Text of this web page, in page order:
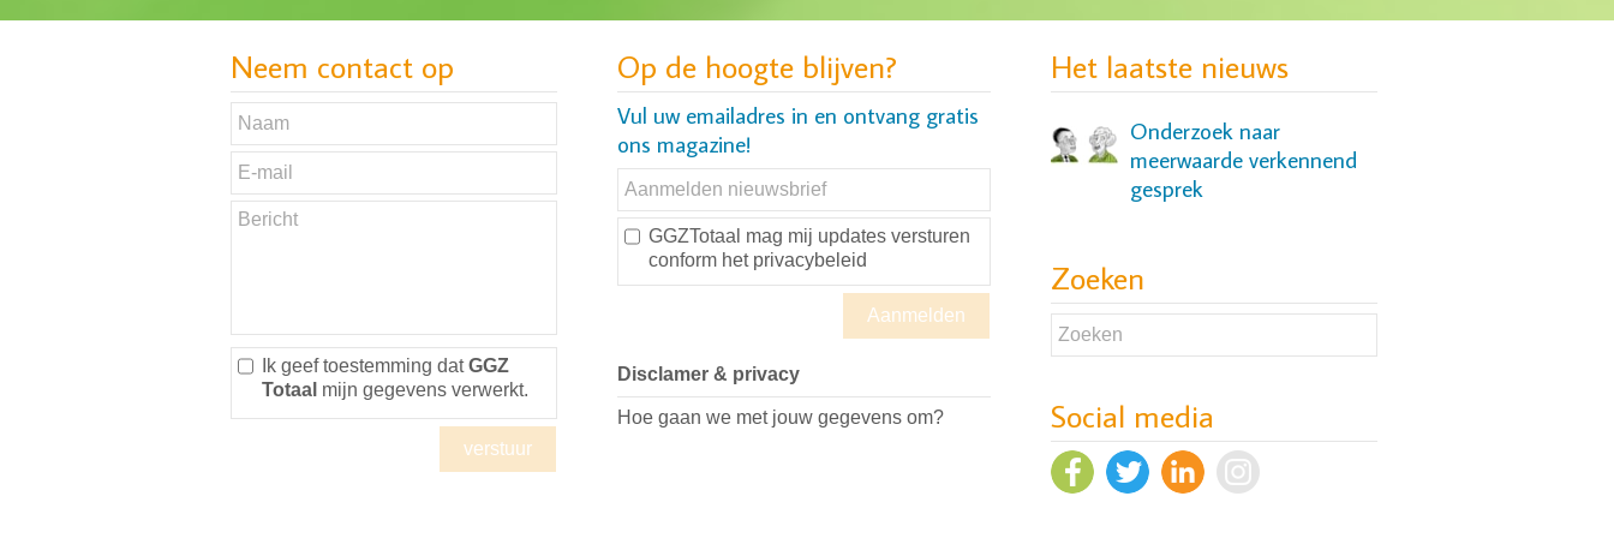
Neem contact op
Ik geef toestemming datGGZ
Totaal mijn gegevens verwerkt.
Op de hoogte blijven?
Vul uw emailadres in en ontvang gratis
ons magazine!
GGZTotaal mag mij updates versturen
conform het privacybeleid
Disclamer & privacy
Hoe gaan we met jouw gegevens om?
Het laatste nieuws
Onderzoek naar
meerwaarde verkennend
gesprek
Onderzoek naar slaap- en
cognitieve problemen bij
depressie
Evaluatie Versnellers-
aanpak van wachttijden in
ggz
Zoeken
Social media